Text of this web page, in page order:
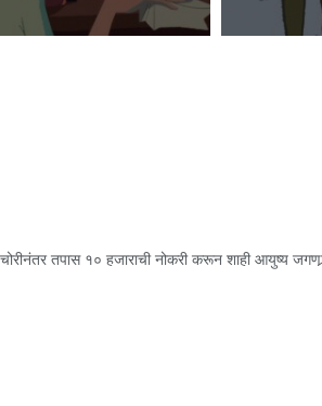
चोरीनंतर तपास १० हजाराची नोकरी करून शाही आयुष्य